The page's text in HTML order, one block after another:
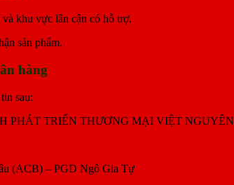
khu vực lân cận có hỗ trợ.
sản phẩm.
hàng
sau:
PHÁT TRIỂN THƯƠNG MẠI VIỆT NGUYÊN
(ACB) – PGD Ngô Gia Tự